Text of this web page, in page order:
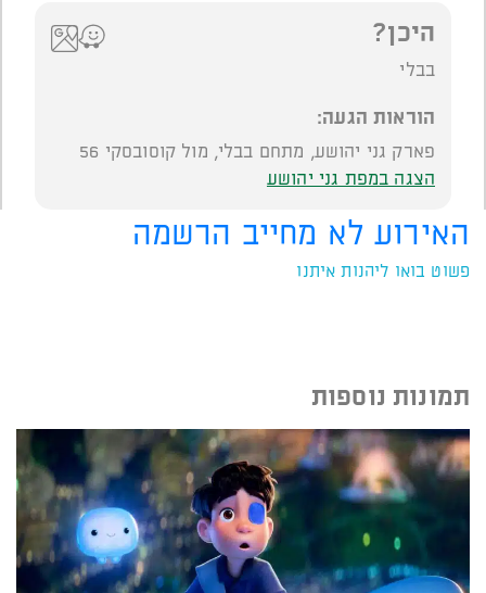
היכן?
בבלי
הוראות הגעה:
פארק גני יהושע, מתחם בבלי, מול קוסובסקי 56
הצגה במפת גני יהושע
האירוע לא מחייב הרשמה
פשוט בואו ליהנות איתנו
תמונות נוספות